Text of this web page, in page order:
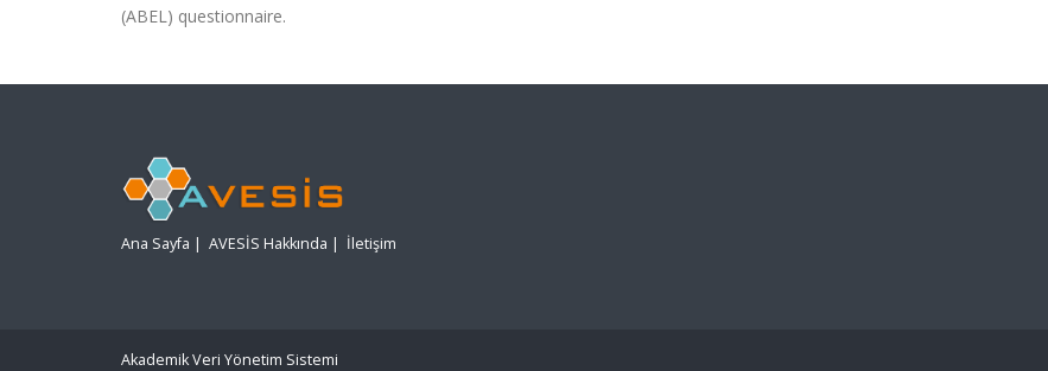
(ABEL) questionnaire.
Ana Sayfa | AVESİS Hakkında | İletişim
Akademik Veri Yönetim Sistemi